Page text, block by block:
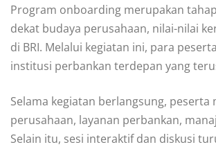
Program onboarding merupakan
dekat budaya perusahaan, nilai-nilai
di BRI. Melalui kegiatan ini, para
institusi perbankan terdepan yang
Selama kegiatan berlangsung,
perusahaan, layanan perbankan,
Selain itu, sesi interaktif dan diskusi